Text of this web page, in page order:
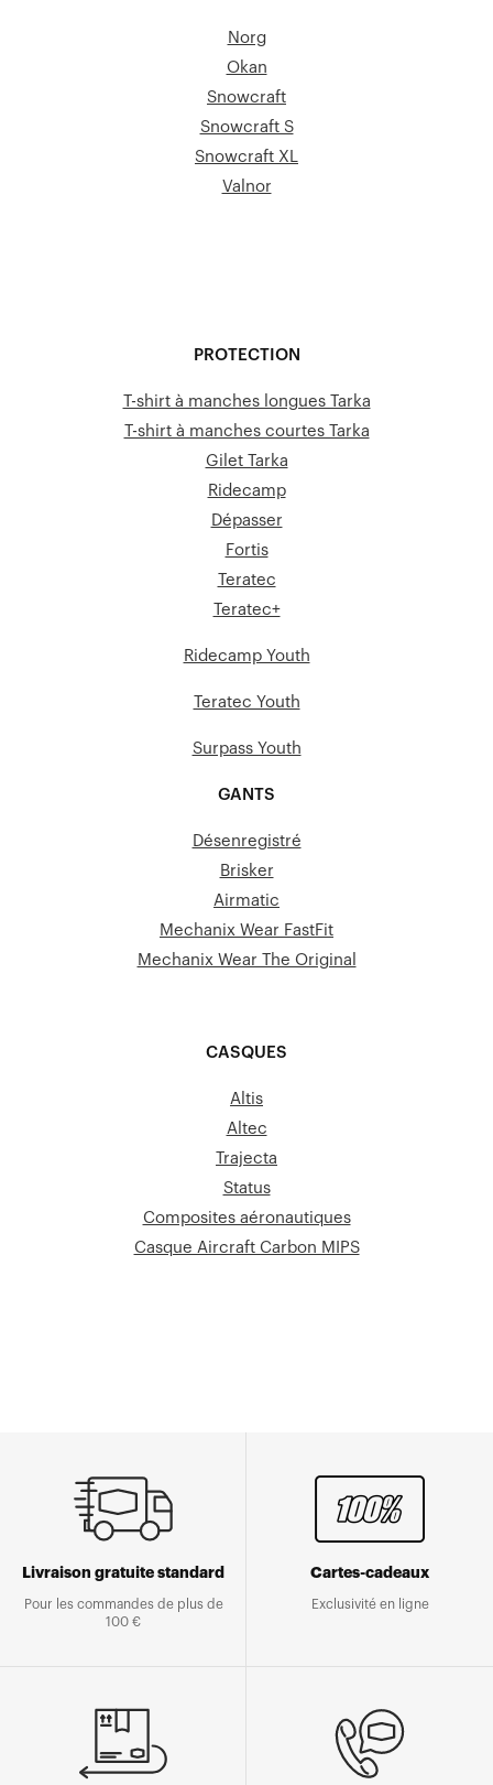
Norg
Okan
Snowcraft
Snowcraft S
Snowcraft XL
Valnor
PROTECTION
T-shirt à manches longues Tarka
T-shirt à manches courtes Tarka
Gilet Tarka
Ridecamp
Dépasser
Fortis
Teratec
Teratec+
Ridecamp Youth
Teratec Youth
Surpass Youth
GANTS
Désenregistré
Brisker
Airmatic
Mechanix Wear FastFit
Mechanix Wear The Original
CASQUES
Altis
Altec
rajecta
Status
Composites aéronautiques
Casque Aircraft Carbon MIPS
Livraison gratuite standard
Pour les commandes de plus de
100 €
Cartes-cadeaux
Exclusivité en ligne